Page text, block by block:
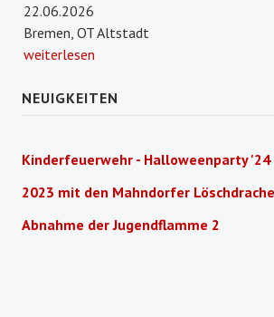
22.06.2026
Bremen, OT Altstadt
weiterlesen
NEUIGKEITEN
Kinderfeuerwehr - Halloweenparty '24
2023 mit den Mahndorfer
Abnahme der Jugendflamme 2